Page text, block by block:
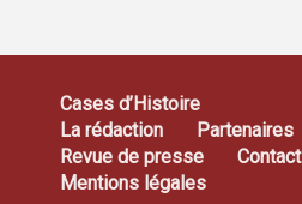
Cases d’Histoire
La rédaction
Partenaires
Revue de presse
Contact
Mentions légales